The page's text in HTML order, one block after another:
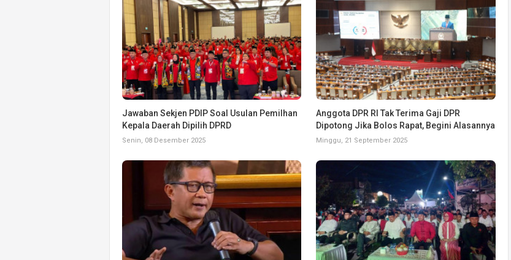
Jawaban Sekjen PDIP Soal Usulan Pemilhan
Kepala Daerah Dipilih DPRD
Senin, 08 Desember 2025
Anggota DPR RI Tak Terima Gaji DPR
Dipotong Jika Bolos Rapat, Begini Alasannya
Minggu, 21 September 2025